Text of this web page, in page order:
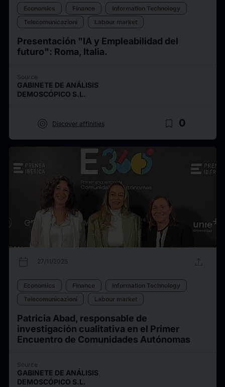
Economics Finance
Information Technology
Telecomunicazioni
Labour market
Presentación "IA y Empleabilidad del
futuro": Roma, Italia.
Source
GABINETE DE ANÁLISIS
DEMOSCÓPICO S.L.
target Discover affinities bookmark_border 0
calendar_today 27/11/2025 upload
Economics Finance
Information Technology
Telecomunicazioni
Labour market
Patricia Abad, responsable de
investigación cualitativa en el Primer
Encuentro de Comunidades Autónomas
Source
GABINETE DE ANÁLISIS
DEMOSCÓPICO S.L.